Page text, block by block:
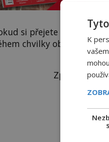
si přejete
chvilky obdržíte
Zprávu ve
K